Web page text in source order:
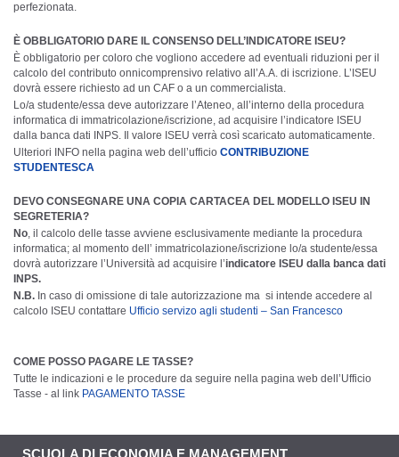
perfezionata.
È OBBLIGATORIO DARE IL CONSENSO DELL’INDICATORE ISEU?
È obbligatorio per coloro che vogliono accedere ad eventuali riduzioni per il
calcolo del contributo onnicomprensivo relativo all’A.A. di iscrizione. L’ISEU
dovrà essere richiesto ad un CAF o a un commercialista.
Lo/a studente/essa deve autorizzare l’Ateneo, all’interno della procedura
informatica di immatricolazione/iscrizione, ad acquisire l’indicatore ISEU
dalla banca dati INPS. Il valore ISEU verrà così scaricato automaticamente.
Ulteriori INFO nella pagina web dell’ufficio CONTRIBUZIONE
STUDENTESCA
DEVO CONSEGNARE UNA COPIA CARTACEA DEL MODELLO ISEU IN
SEGRETERIA?
No , il calcolo delle tasse avviene esclusivamente mediante la procedura
informatica; al momento dell’ immatricolazione/iscrizione lo/a studente/essa
dovrà autorizzare l’Università ad acquisire l’indicatore ISEU dalla banca dati
INPS.
N.B. In caso di omissione di tale autorizzazione ma si intende accedere al
calcolo ISEU contattare Ufficio servizo agli studenti – San Francesco
COME POSSO PAGARE LE TASSE?
Tutte le indicazioni e le procedure da seguire nella pagina web dell’Ufficio
Tasse - al link PAGAMENTO TASSE
SCUOLA DI ECONOMIA E MANAGEMENT